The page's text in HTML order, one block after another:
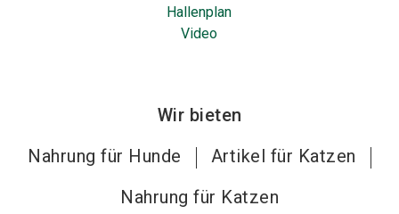
Hallenplan
Video
Wir bieten
Nahrung für Hunde
Artikel für Katzen
Nahrung für Katzen